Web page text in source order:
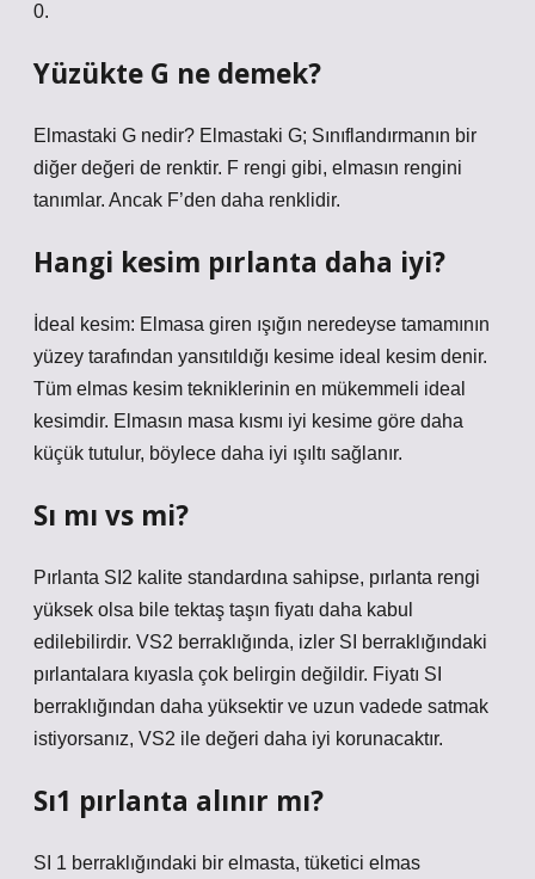
0.
Yüzükte G ne demek?
Elmastaki G nedir? Elmastaki G; Sınıflandırmanın bir
diğer değeri de renktir. F rengi gibi, elmasın rengini
tanımlar. Ancak F’den daha renklidir.
Hangi kesim pırlanta daha iyi?
İdeal kesim: Elmasa giren ışığın neredeyse tamamının
yüzey tarafından yansıtıldığı kesime ideal kesim denir.
Tüm elmas kesim tekniklerinin en mükemmeli ideal
kesimdir. Elmasın masa kısmı iyi kesime göre daha
küçük tutulur, böylece daha iyi ışıltı sağlanır.
Sı mı vs mi?
Pırlanta SI2 kalite standardına sahipse, pırlanta rengi
yüksek olsa bile tektaş taşın fiyatı daha kabul
edilebilirdir. VS2 berraklığında, izler SI berraklığındaki
pırlantalara kıyasla çok belirgin değildir. Fiyatı SI
berraklığından daha yüksektir ve uzun vadede satmak
istiyorsanız, VS2 ile değeri daha iyi korunacaktır.
Sı1 pırlanta alınır mı?
SI 1 berraklığındaki bir elmasta, tüketici elmas